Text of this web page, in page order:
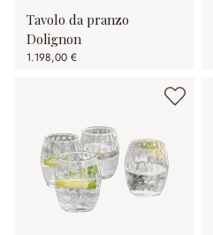
Tavolo da pranzo
Dolignon
1.198,00 €